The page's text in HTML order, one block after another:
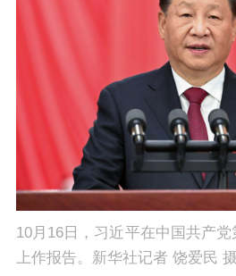
10月16日，习近平在中国共产
上作报告。新华社记者 饶爱民 摄